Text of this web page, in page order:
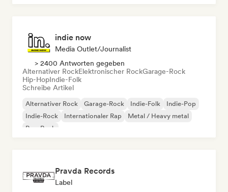
indie now
Media Outlet/Journalist
> 2400 Antworten gegeben
Alternativer RockElektronischer RockGarage-Rock
Hip-HopIndie-Folk
Schreibe Artikel
Alternativer Rock Garage-Rock Indie-Folk
Indie-Pop
Indie-Rock
Internationaler Rap
Metal / Heavy metal
Pop-Rock
Pravda Records
Label